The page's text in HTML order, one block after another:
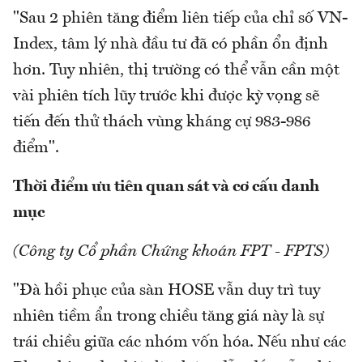
"Sau 2 phiên tăng điểm liên tiếp của chỉ số VN-
Index, tâm lý nhà đầu tư đã có phần ổn định
hơn. Tuy nhiên, thị trường có thể vẫn cần một
vài phiên tích lũy trước khi được kỳ vọng sẽ
tiến đến thử thách vùng kháng cự 983-986
điểm".
Thời điểm ưu tiên quan sát và cơ cấu danh
mục
(Công ty Cổ phần Chứng khoán FPT - FPTS)
"Đà hồi phục của sàn HOSE vẫn duy trì tuy
nhiên tiềm ẩn trong chiều tăng giá này là sự
trái chiều giữa các nhóm vốn hóa. Nếu như các